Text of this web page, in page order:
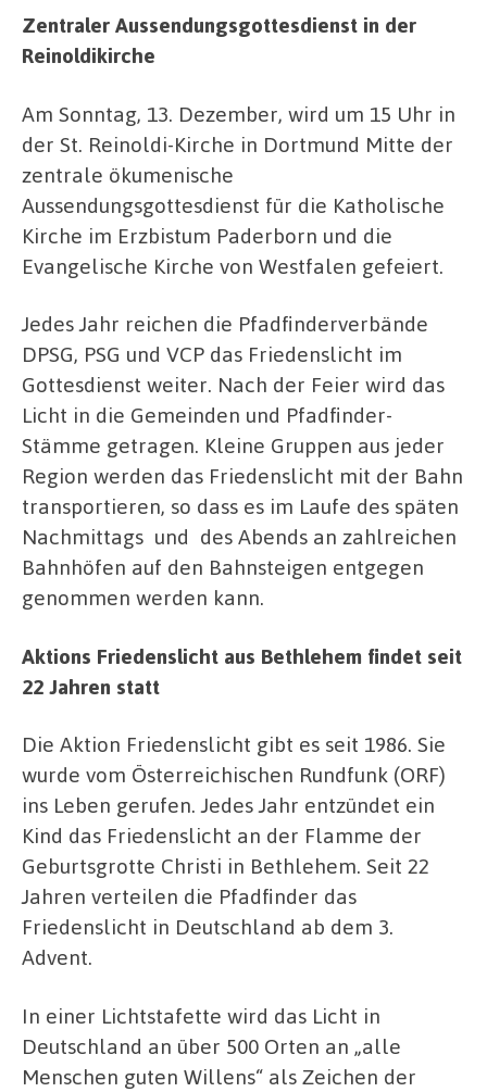
Zentraler Aussendungsgottesdienst in der
Reinoldikirche
Am Sonntag, 13. Dezember, wird um 15 Uhr in
der St. Reinoldi-Kirche in Dortmund Mitte der
zentrale ökumenische
Aussendungsgottesdienst für die Katholische
Kirche im Erzbistum Paderborn und die
Evangelische Kirche von Westfalen gefeiert.
Jedes Jahr reichen die Pfadfinderverbände
DPSG, PSG und VCP das Friedenslicht im
Gottesdienst weiter. Nach der Feier wird das
Licht in die Gemeinden und Pfadfinder-
Stämme getragen. Kleine Gruppen aus jeder
Region werden das Friedenslicht mit der Bahn
transportieren, so dass es im Laufe des späten
Nachmittags und des Abends an zahlreichen
Bahnhöfen auf den Bahnsteigen entgegen
genommen werden kann.
Aktions Friedenslicht aus Bethlehem findet seit
22 Jahren statt
Die Aktion Friedenslicht gibt es seit 1986. Sie
wurde vom Österreichischen Rundfunk (ORF)
ins Leben gerufen. Jedes Jahr entzündet ein
Kind das Friedenslicht an der Flamme der
Geburtsgrotte Christi in Bethlehem. Seit 22
Jahren verteilen die Pfadfinder das
Friedenslicht in Deutschland ab dem 3.
Advent.
In einer Lichtstafette wird das Licht in
Deutschland an über 500 Orten an „alle
Menschen guten Willens“ als Zeichen der